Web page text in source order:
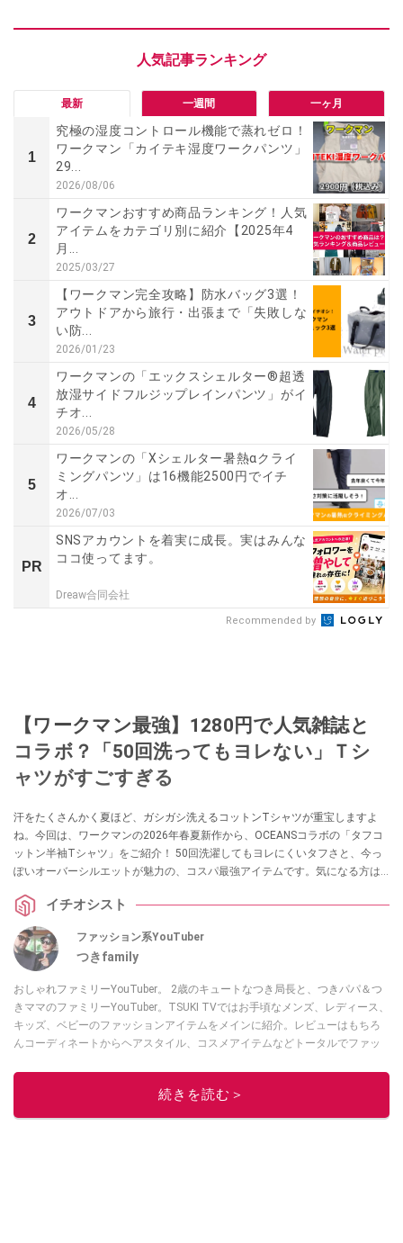
最新 一週間 一ヶ月
1
究極の湿度コントロール機能で蒸れゼロ！
ワークマン「カイテキ湿度ワークパンツ」
29...
2026/08/06
2
ワークマンおすすめ商品ランキング！人気
アイテムをカテゴリ別に紹介【2025年4
月...
2025/03/27
3
【ワークマン完全攻略】防水バッグ3選！
アウトドアから旅行・出張まで「失敗しな
い防...
2026/01/23
4
ワークマンの「エックスシェルター®超透
放湿サイドフルジップレインパンツ」がイ
チオ...
2026/05/28
5
ワークマンの「Xシェルター暑熱αクライ
ミングパンツ」は16機能2500円でイチ
オ...
2026/07/03
PR
SNSアカウントを着実に成長。実はみんな
ココ使ってます。
Dreaw合同会社
Recommended by
【ワークマン最強】1280円で人気雑誌と
コラボ？「50回洗ってもヨレない」Ｔシ
ャツがすごすぎる
汗をたくさんかく夏ほど、ガシガシ洗えるコットンTシャツが重宝しますよ
ね。今回は、ワークマンの2026年春夏新作から、OCEANSコラボの「タフコ
ットン半袖Tシャツ」をご紹介！ 50回洗濯してもヨレにくいタフさと、今っ
ぽいオーバーシルエットが魅力の、コスパ最強アイテムです。気になる方は
イチオシスト
ファッション系YouTuber
つきfamily
おしゃれファミリーYouTuber。 2歳のキュートなつき局長と、つきパパ＆つ
きママのファミリーYouTuber。TSUKI TVではお手頃なメンズ、レディース、
キッズ、ベビーのファッションアイテムをメインに紹介。レビューはもちろ
んコーディネートからヘアスタイル、コスメアイテムなどトータルでファッ
このイチオシストの他の記事を読む
続きを読む＞